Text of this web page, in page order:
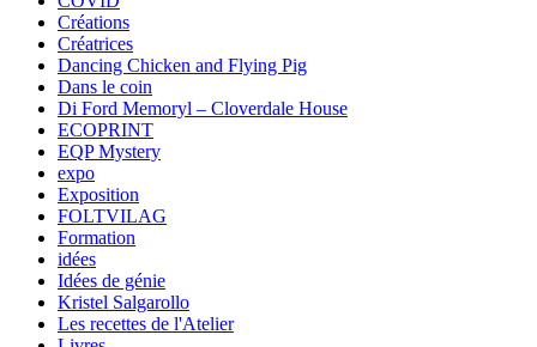
Créations
Créatrices
Dancing Chicken and Flying Pig
Dans le coin
Di Ford Memoryl – Cloverdale House
ECOPRINT
EQP Mystery
expo
Exposition
FOLTVILAG
Formation
idées
Idées de génie
Kristel Salgarollo
Les recettes de l'Atelier